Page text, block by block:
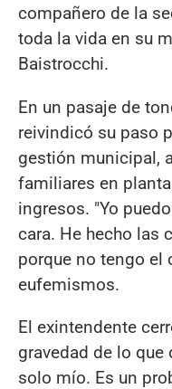
compañero de la
toda la vida en su
Baistrocchi.
En un pasaje de
reivindicó su paso
gestión municipal,
familiares en
ingresos. "Yo
cara. He hecho las
porque no tengo el
eufemismos.
El exintendente
gravedad de lo
solo mío. Es un